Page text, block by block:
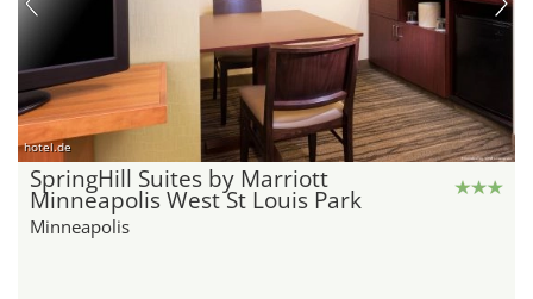
hotel.de
SpringHill Suites by Marriott
Minneapolis West St Louis Park
Minneapolis